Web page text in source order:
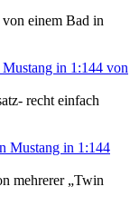
einem Bad in
recht einfach
mehrerer „Twin